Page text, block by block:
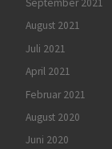
August 2021
Juli 2021
April 2021
Februar 2021
August 2020
Juni 2020